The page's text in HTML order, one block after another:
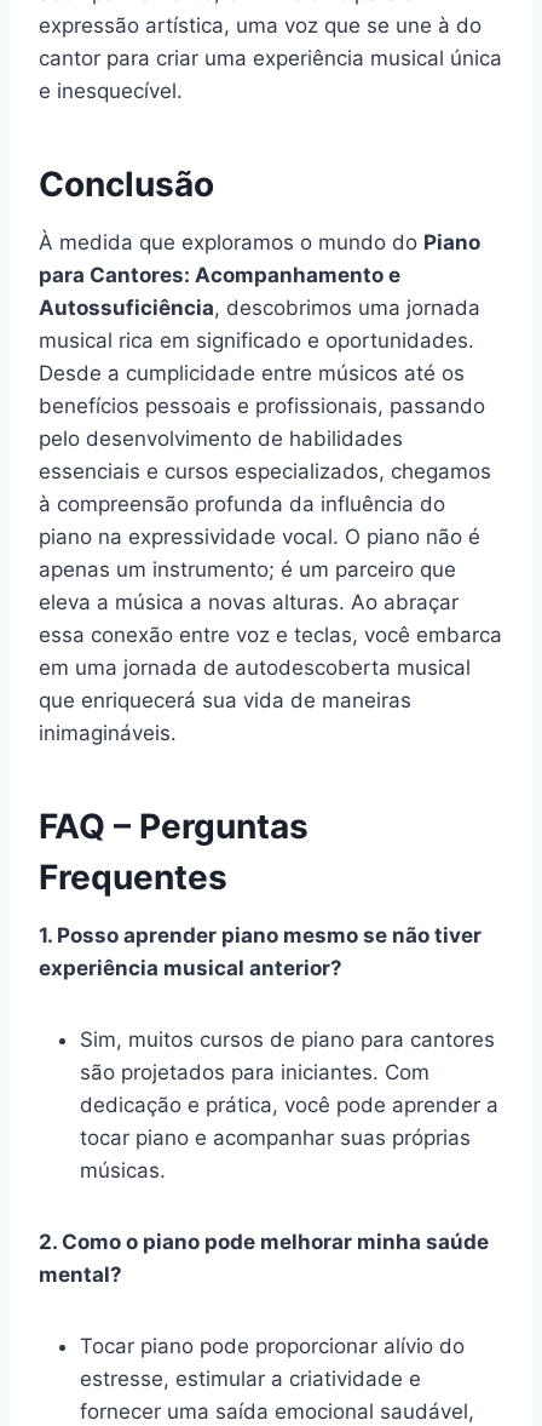
expressão artística, uma voz que se une à do
cantor para criar uma experiência musical única
e inesquecível.
Conclusão
À medida que exploramos o mundo do Piano
para Cantores: Acompanhamento e
Autossuficiência, descobrimos uma jornada
musical rica em significado e oportunidades.
Desde a cumplicidade entre músicos até os
benefícios pessoais e profissionais, passando
pelo desenvolvimento de habilidades
essenciais e cursos especializados, chegamos
à compreensão profunda da influência do
piano na expressividade vocal. O piano não é
apenas um instrumento; é um parceiro que
eleva a música a novas alturas. Ao abraçar
essa conexão entre voz e teclas, você embarca
em uma jornada de autodescoberta musical
que enriquecerá sua vida de maneiras
inimagináveis.
FAQ – Perguntas
Frequentes
1. Posso aprender piano mesmo se não tiver
experiência musical anterior?
Sim, muitos cursos de piano para cantores
são projetados para iniciantes. Com
dedicação e prática, você pode aprender a
tocar piano e acompanhar suas próprias
músicas.
2. Como o piano pode melhorar minha saúde
mental?
Tocar piano pode proporcionar alívio do
estresse, estimular a criatividade e
fornecer uma saída emocional saudável,